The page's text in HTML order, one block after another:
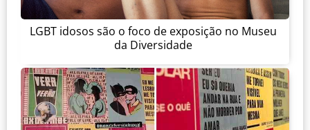
LGBT idosos são o foco de exposição no Museu
da Diversidade